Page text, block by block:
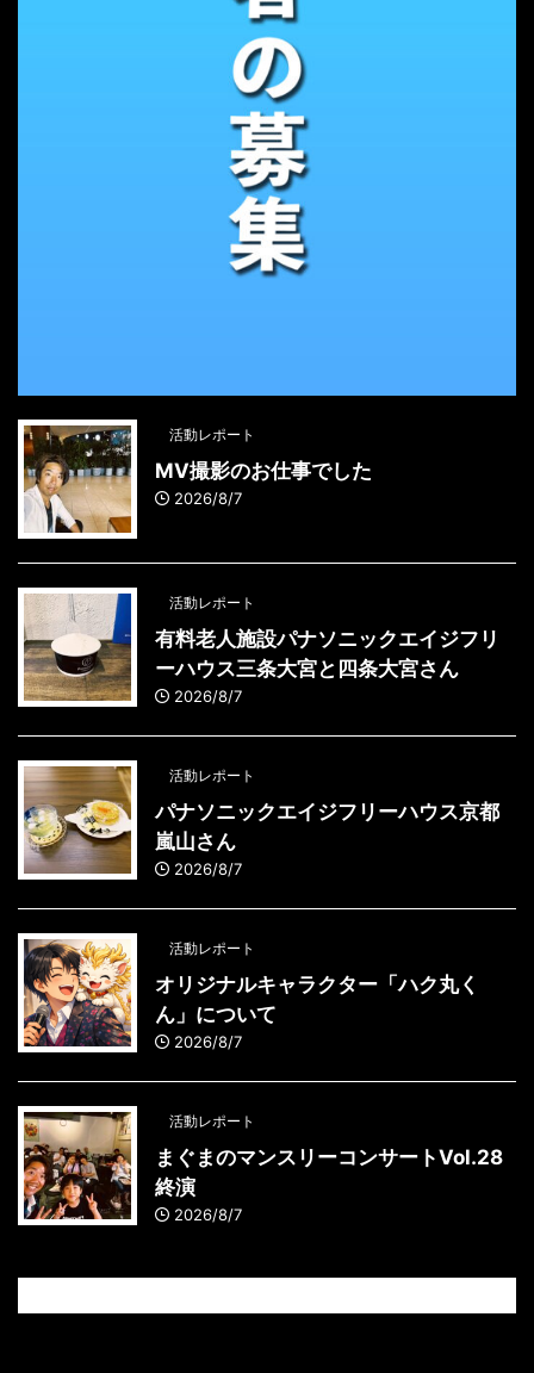
活動レポート
MV撮影のお仕事でした
2026/8/7
活動レポート
有料老人施設パナソニックエイジフリ
ーハウス三条大宮と四条大宮さん
2026/8/7
活動レポート
パナソニックエイジフリーハウス京都
嵐山さん
2026/8/7
活動レポート
オリジナルキャラクター「ハク丸く
ん」について
2026/8/7
活動レポート
まぐまのマンスリーコンサートVol.28
終演
2026/8/7